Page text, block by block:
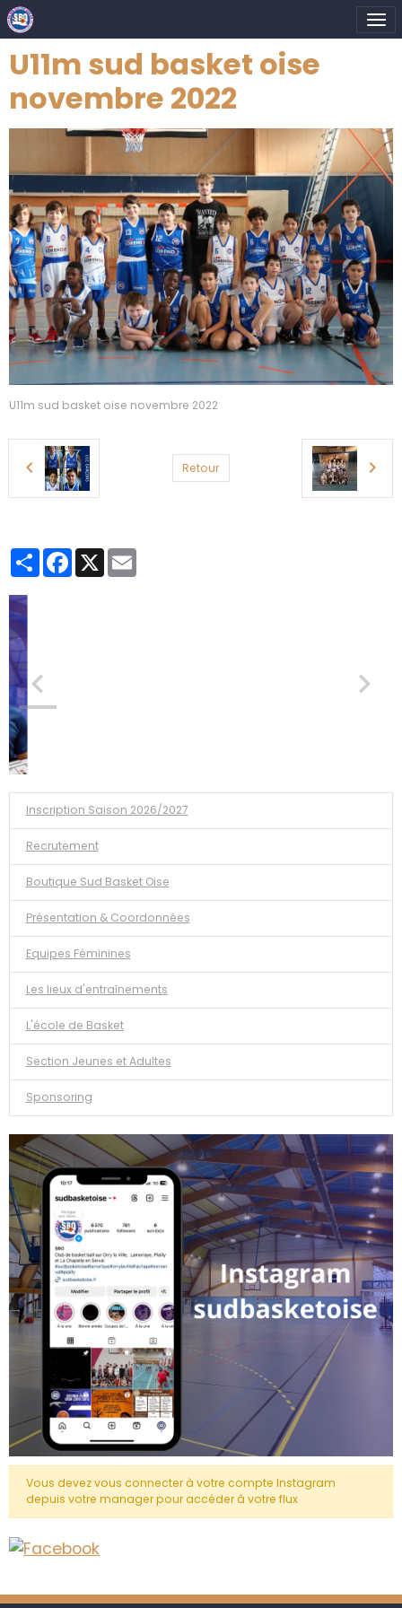
U11m sud basket oise
novembre 2022
U11m sud basket oise novembre 2022
Retour
PartagerFacebook
X
Inscription Saison 2026/2027
Recrutement
Boutique Sud Basket Oise
Présentation & Coordonnées
Equipes Féminines
Les lieux d'entraînements
L'école de Basket
Section Jeunes et Adultes
Sponsoring
Vous devez vous connecter à votre compte Instagram
depuis votre manager pour accéder à votre flux